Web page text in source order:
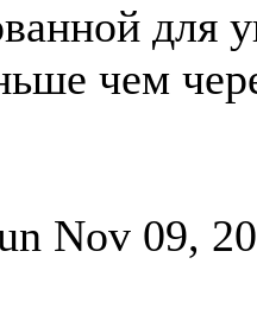
для
чем
Nov 09,